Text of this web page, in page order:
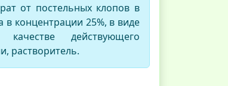
от постельных клопов в
в концентрации 25%, в виде
действующего
растворитель.